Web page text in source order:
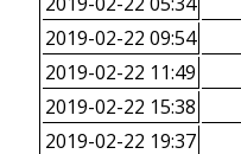
2019-02-22 09:54
2019-02-22 11:49
2019-02-22 15:38
2019-02-22 19:37